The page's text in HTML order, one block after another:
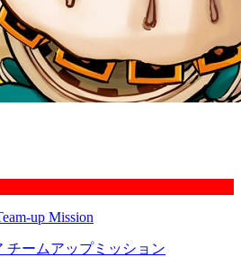
up Mission
チームアップミッション